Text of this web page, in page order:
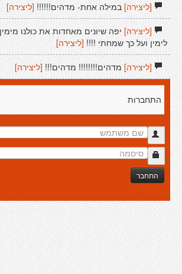
[ליצירה]במילה אחת- מדהים!!!!!! [ליצירה]
[ליצירה]יפה שיונים מאחדות את כולנו
לימין ועל כך שמחתי !!!! [ליצירה]
[ליצירה]מדהים!!!!!!!! מדהים!!! [ליצירה]
התחברות
התחבר